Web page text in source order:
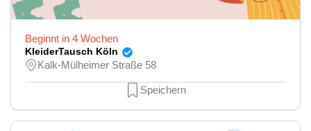
Beginnt in 4 Wochen
KleiderTausch Köln
Kalk-Mülheimer Straße 58
Speichern